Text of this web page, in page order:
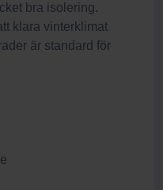
bra isolering.
klara vinterklimat
är standard för